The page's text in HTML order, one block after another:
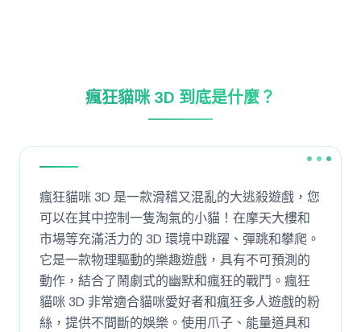
瘋狂貓咪 3D 到底是什麼？
瘋狂貓咪 3D 是一款滑稽又混亂的大逃殺遊戲，您
可以在其中控制一隻淘氣的小貓！在摩天大樓和
市場等充滿活力的 3D 環境中跳躍、彈跳和攀爬。
它是一款物理驅動的樂趣遊戲，具有不可預測的
動作，結合了鬧劇式的幽默和瘋狂的戰鬥。瘋狂
貓咪 3D 非常適合貓咪愛好者和瘋狂多人遊戲的粉
絲，提供不間斷的娛樂。使用爪子、能量道具和